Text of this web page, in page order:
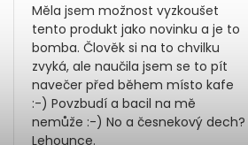
Měla jsem možnost vyzkoušet
tento produkt jako novinku a je to
bomba. Člověk si na to chvilku
zvyká, ale naučila jsem se to pít
navečer před během místo kafe
:-) Povzbudí a bacil na mě
nemůže :-) No a česnekový dech?
Lehounce.